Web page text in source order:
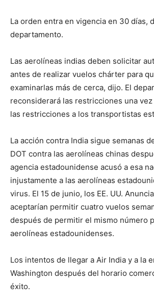
La orden entra en vigencia en 30 días,
departamento.
Las aerolíneas indias deben solicitar
antes de realizar vuelos chárter para
examinarlas más de cerca, dijo. El
reconsiderará las restricciones una
las restricciones a los transportistas
La acción contra India sigue semanas
DOT contra las aerolíneas chinas
agencia estadounidense acusó a esa
injustamente a las aerolíneas
virus. El 15 de junio, los EE. UU.
aceptarían permitir cuatro vuelos
después de permitir el mismo número
aerolíneas estadounidenses.
Los intentos de llegar a Air India y a la
Washington después del horario
éxito.